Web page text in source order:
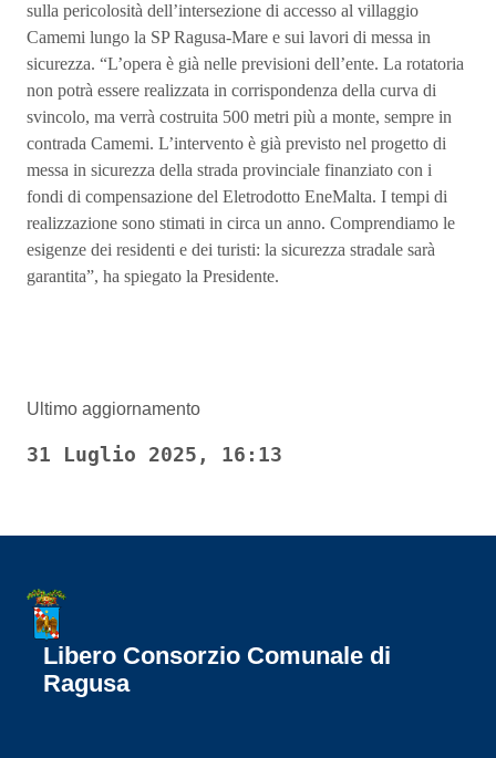
sulla pericolosità dell’intersezione di accesso al villaggio
Camemi lungo la SP Ragusa-Mare e sui lavori di messa in
sicurezza. “L’opera è già nelle previsioni dell’ente. La rotatoria
non potrà essere realizzata in corrispondenza della curva di
svincolo, ma verrà costruita 500 metri più a monte, sempre in
contrada Camemi. L’intervento è già previsto nel progetto di
messa in sicurezza della strada provinciale finanziato con i
fondi di compensazione del Eletrodotto EneMalta. I tempi di
realizzazione sono stimati in circa un anno. Comprendiamo le
esigenze dei residenti e dei turisti: la sicurezza stradale sarà
garantita”, ha spiegato la Presidente.
Ultimo aggiornamento
31 Luglio 2025, 16:13
Libero Consorzio Comunale di
Ragusa